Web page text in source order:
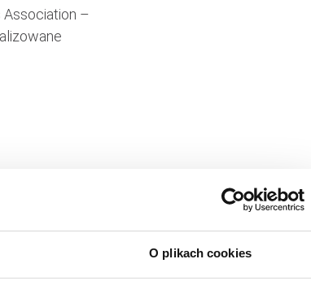
O plikach cookies
Association –